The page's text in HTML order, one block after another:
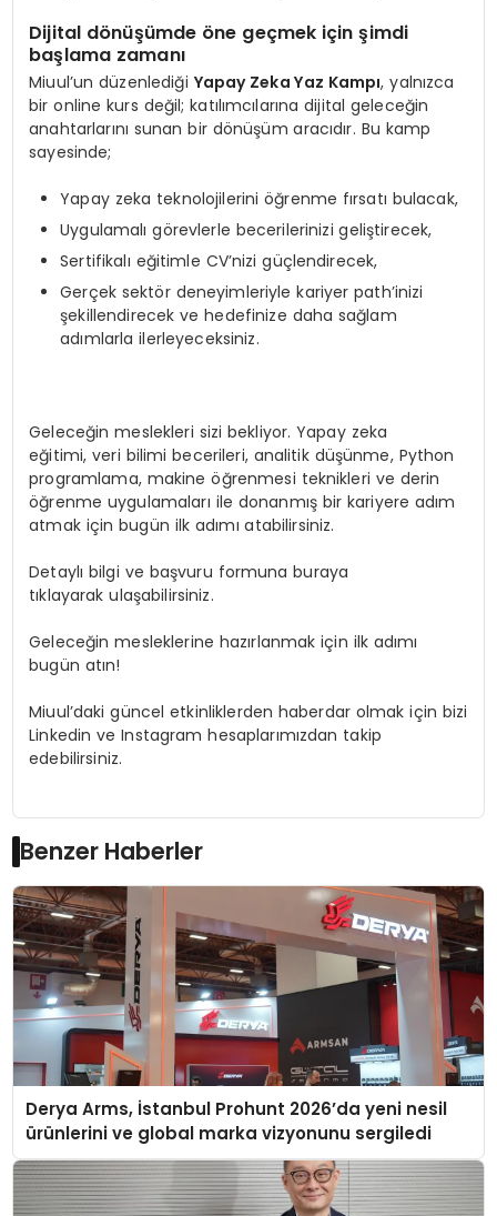
Dijital dönüşümde öne geçmek için şimdi
başlama zamanı
Miuul’un düzenlediği Yapay Zeka Yaz Kampı, yalnızca
bir online kurs değil; katılımcılarına dijital geleceğin
anahtarlarını sunan bir dönüşüm aracıdır. Bu kamp
sayesinde;
Yapay zeka teknolojilerini öğrenme fırsatı bulacak,
Uygulamalı görevlerle becerilerinizi geliştirecek,
Sertifikalı eğitimle CV’nizi güçlendirecek,
Gerçek sektör deneyimleriyle kariyer path’inizi
şekillendirecek ve hedefinize daha sağlam
adımlarla ilerleyeceksiniz.
Geleceğin meslekleri sizi bekliyor. Yapay zeka
eğitimi, veri bilimi becerileri, analitik düşünme, Python
programlama, makine öğrenmesi teknikleri ve derin
öğrenme uygulamaları ile donanmış bir kariyere adım
atmak için bugün ilk adımı atabilirsiniz.
Detaylı bilgi ve başvuru formuna buraya
tıklayarak ulaşabilirsiniz.
Geleceğin mesleklerine hazırlanmak için ilk adımı
bugün atın!
Miuul’daki güncel etkinliklerden haberdar olmak için bizi
Linkedin ve Instagram hesaplarımızdan takip
edebilirsiniz.
Benzer Haberler
Derya Arms, İstanbul Prohunt 2026’da yeni nesil
ürünlerini ve global marka vizyonunu sergiledi